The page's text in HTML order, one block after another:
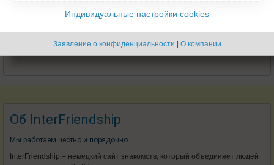
Об InterFriendship
Мы работаем честно и порядочно.
InterFriendship – немецкий сайт знакомств, который объединяет людей
Индивидуальные настройки cookies
Заявление о конфиденциальности | О компании